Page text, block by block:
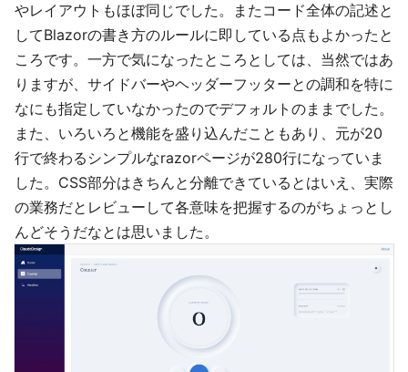
やレイアウトもほぼ同じでした。またコード全体の記述と
してBlazorの書き方のルールに即している点もよかったと
ころです。一方で気になったところとしては、当然ではあ
りますが、サイドバーやヘッダーフッターとの調和を特に
なにも指定していなかったのでデフォルトのままでした。
また、いろいろと機能を盛り込んだこともあり、元が20
行で終わるシンプルなrazorページが280行になっていま
した。CSS部分はきちんと分離できているとはいえ、実際
の業務だとレビューして各意味を把握するのがちょっとし
んどそうだなとは思いました。